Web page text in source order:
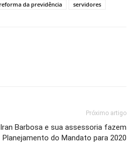
reforma da previdência servidores
Próximo artigo
Iran Barbosa e sua assessoria fazem
Planejamento do Mandato para 2020